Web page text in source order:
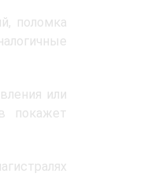
поломка
или
покажет